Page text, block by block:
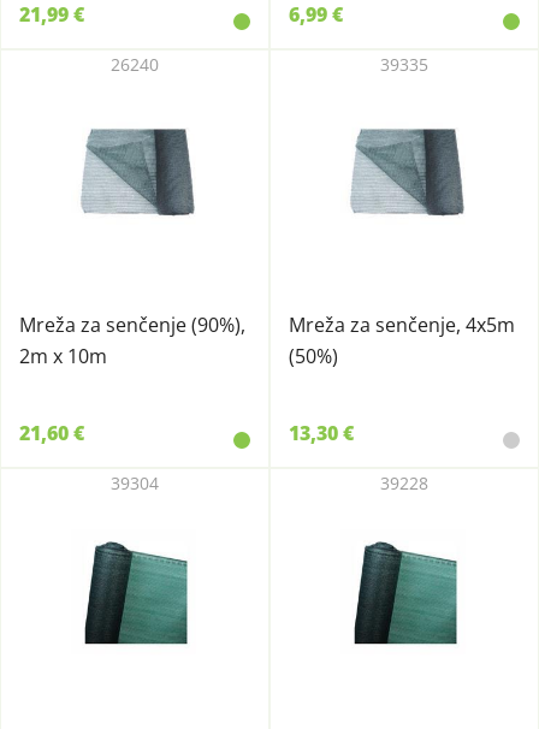
21,99 € 6,99 €
Mreža za senčenje (90%),
2m x 10m
26240
21,60 €
Mreža za senčenje, 4x5m
(50%)
39335
13,30 €
39304 39228